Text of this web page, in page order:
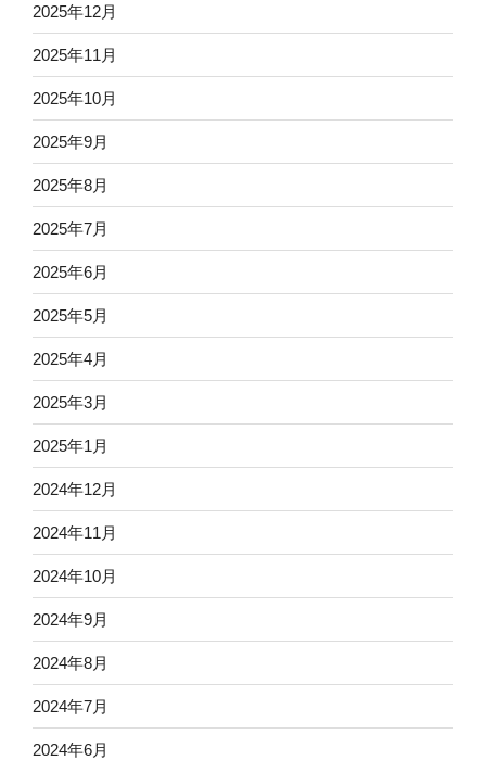
2025年12月
2025年11月
2025年10月
2025年9月
2025年8月
2025年7月
2025年6月
2025年5月
2025年4月
2025年3月
2025年1月
2024年12月
2024年11月
2024年10月
2024年9月
2024年8月
2024年7月
2024年6月